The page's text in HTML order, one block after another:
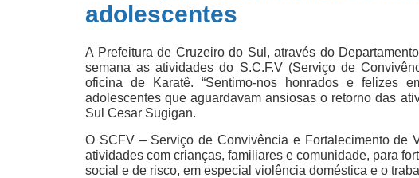
adolescentes
A Prefeitura de Cruzeiro do Sul, através do
semana as atividades do S.C.F.V (Serviço de
oficina de Karatê. “Sentimo-nos honrados e felizes
adolescentes que aguardavam ansiosas o retorno das
Sul Cesar Sugigan.
O SCFV – Serviço de Convivência e Fortalecimento de
atividades com crianças, familiares e comunidade, para
social e de risco, em especial violência doméstica e o